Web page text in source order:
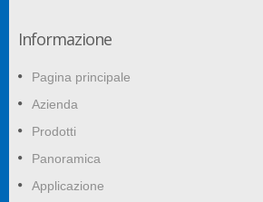
Informazione
Pagina principale
Azienda
Prodotti
Panoramica
Applicazione